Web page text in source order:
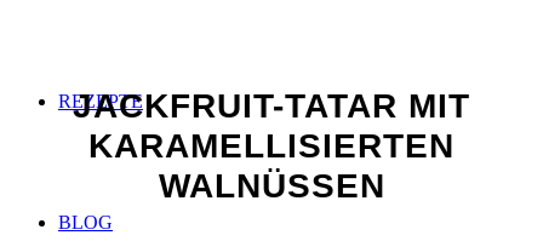
REZEPTE
BLOG
JACKFRUIT-TATAR MIT
KARAMELLISIERTEN
WALNÜSSEN